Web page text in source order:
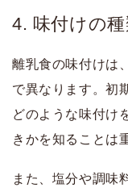
4. 味付けの
離乳食の味付けは
で異なります。初
どのような味付け
きかを知ることは
また、塩分や調味